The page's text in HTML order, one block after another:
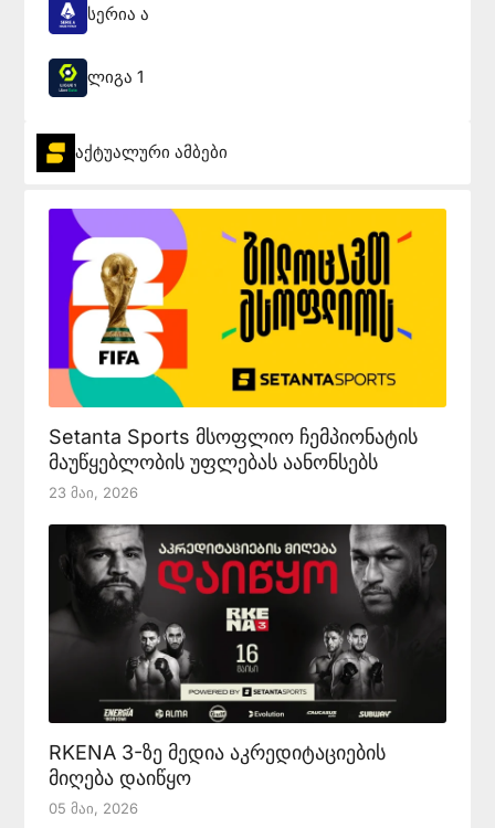
სერია ა
ლიგა 1
აქტუალური ამბები
Setanta Sports მსოფლიო ჩემპიონატის
მაუწყებლობის უფლებას აანონსებს
23 Მაი, 2026
RKENA 3-ზე მედია აკრედიტაციების
მიღება დაიწყო
05 Მაი, 2026